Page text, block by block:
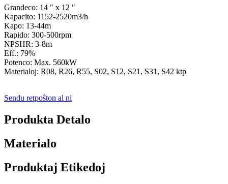
Grandeco: 14 ″ x 12 ″
Kapacito: 1152-2520m3/h
Kapo: 13-44m
Rapido: 300-500rpm
NPSHR: 3-8m
Eff.: 79%
Potenco: Max. 560kW
Materialoj: R08, R26, R55, S02, S12, S21, S31, S42 ktp
Sendu retpoŝton al ni
Produkta Detalo
Materialo
Produktaj Etikedoj